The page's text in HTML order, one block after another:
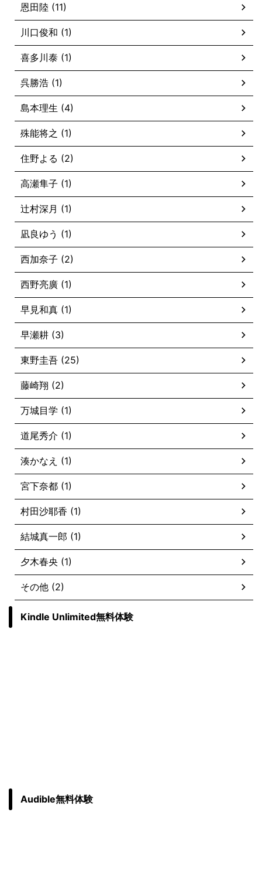
恩田陸 (11)
川口俊和 (1)
喜多川泰 (1)
呉勝浩 (1)
島本理生 (4)
殊能将之 (1)
住野よる (2)
高瀬隼子 (1)
辻村深月 (1)
凪良ゆう (1)
西加奈子 (2)
西野亮廣 (1)
早見和真 (1)
早瀬耕 (3)
東野圭吾 (25)
藤崎翔 (2)
万城目学 (1)
道尾秀介 (1)
湊かなえ (1)
宮下奈都 (1)
村田沙耶香 (1)
結城真一郎 (1)
夕木春央 (1)
その他 (2)
Kindle Unlimited無料体験
Audible無料体験